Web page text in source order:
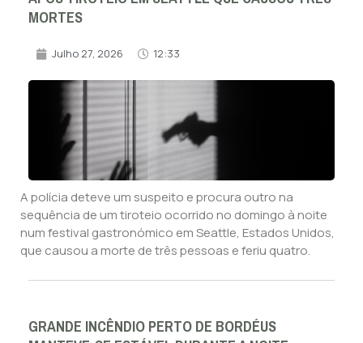
MORTES
Julho 27, 2026 12:33
A polícia deteve um suspeito e procura outro na
sequência de um tiroteio ocorrido no domingo à noite
num festival gastronómico em Seattle, Estados Unidos,
que causou a morte de três pessoas e feriu quatro.
GRANDE INCÊNDIO PERTO DE BORDÉUS